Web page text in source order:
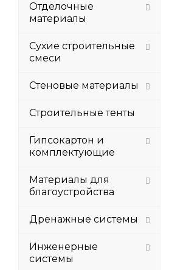
Отделочные
материалы
Сухие строительные
смеси
Стеновые материалы
Строительные тенты
Гипсокартон и
комплектующие
Материалы для
благоустройства
Дренажные системы
Инженерные
системы